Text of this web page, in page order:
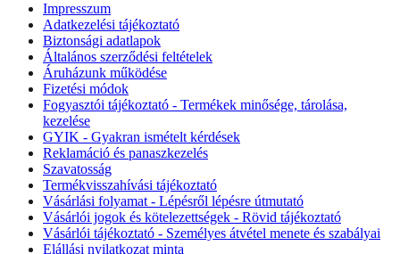
Impresszum
Adatkezelési tájékoztató
Biztonsági adatlapok
Általános szerződési feltételek
Áruházunk működése
Fizetési módok
Fogyasztói tájékoztató - Termékek minősége, tárolása,
kezelése
GYIK - Gyakran ismételt kérdések
Reklamáció és panaszkezelés
Szavatosság
Termékvisszahívási tájékoztató
Vásárlási folyamat - Lépésről lépésre útmutató
Vásárlói jogok és kötelezettségek - Rövid tájékoztató
Vásárlói tájékoztató - Személyes átvétel menete és szabályai
Elállási nyilatkozat minta